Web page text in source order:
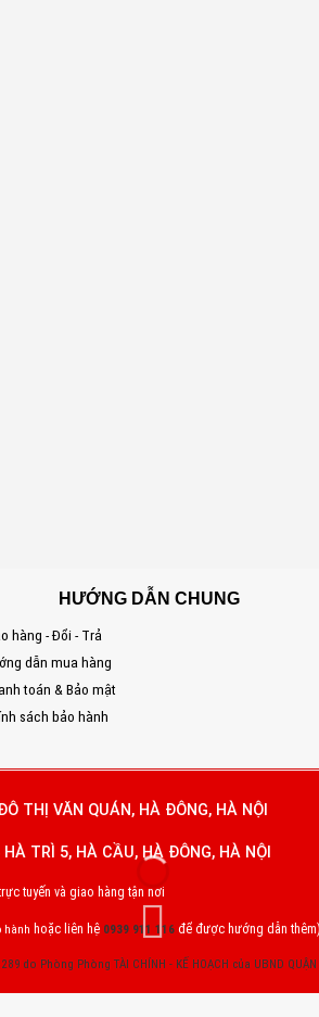
HƯỚNG DẪN CHUNG
- Đổi - Trả
mua hàng
& Bảo mật
bảo hành
THỊ VĂN QUÁN, HÀ ĐÔNG, HÀ NỘI
HÀ TRÌ 5, HÀ CẦU, HÀ ĐÔNG, HÀ NỘI
tuyến và giao hàng tận nơi
hành hoặc liên hệ 0939 911 116 để được hướng dẫn thêm)
do Phòng Phòng TÀI CHÍNH - KẾ HOẠCH của UBND